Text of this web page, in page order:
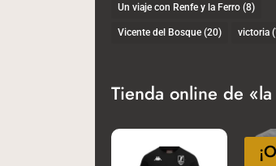
Un viaje con Renfe y la Ferro(8)
Vicente del Bosque(20) victoria
Tienda online de